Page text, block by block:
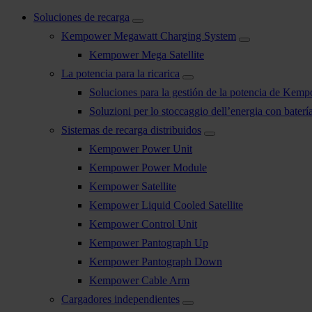
Soluciones de recarga
Kempower Megawatt Charging System
Kempower Mega Satellite
La potencia para la ricarica
Soluciones para la gestión de la potencia de
Soluzioni per lo stoccaggio dell’energia con
Sistemas de recarga distribuidos
Kempower Power Unit
Kempower Power Module
Kempower Satellite
Kempower Liquid Cooled Satellite
Kempower Control Unit
Kempower Pantograph Up
Kempower Pantograph Down
Kempower Cable Arm
Cargadores independientes